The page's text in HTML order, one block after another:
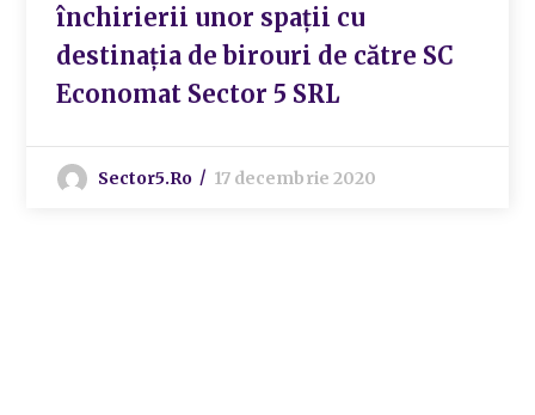
închirierii unor spații cu
destinația de birouri de către SC
Economat Sector 5 SRL
Sector5.ro 17 decembrie 2020